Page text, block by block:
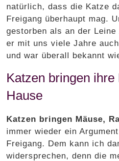
natürlich, dass die Katze
Freigang überhaupt mag.
gestorben als an der
er mit uns viele Jahre
und war überall bekannt
Katzen bringen ihre
Hause
Katzen bringen Mäuse,
immer wieder ein
Freigang. Dem kann ich
widersprechen, denn die